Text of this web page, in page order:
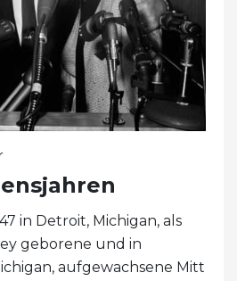
in Detroit, Michigan, als
geborene und in
aufgewachsene Mitt